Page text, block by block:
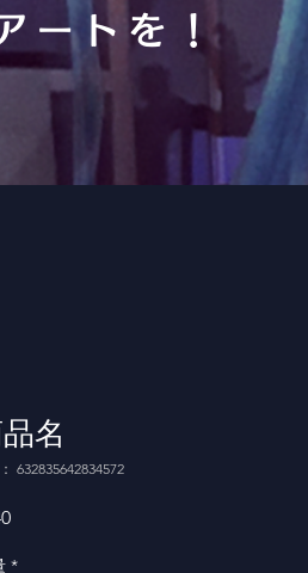
ートを！
名
632835642834572
価
*